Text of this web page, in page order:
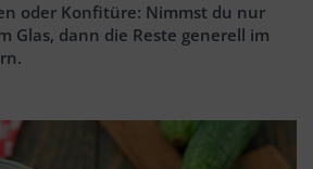
oder Konfitüre: Nimmst du nur
Glas, dann die Reste generell im